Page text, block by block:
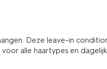
Deze leave-in
alle haartypes en